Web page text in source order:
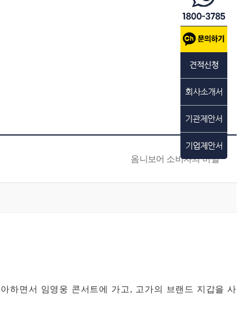
옴니보어 소비자의 비밀
하면서 임영웅 콘서트에 가고, 고가의 브랜드 지갑을 사